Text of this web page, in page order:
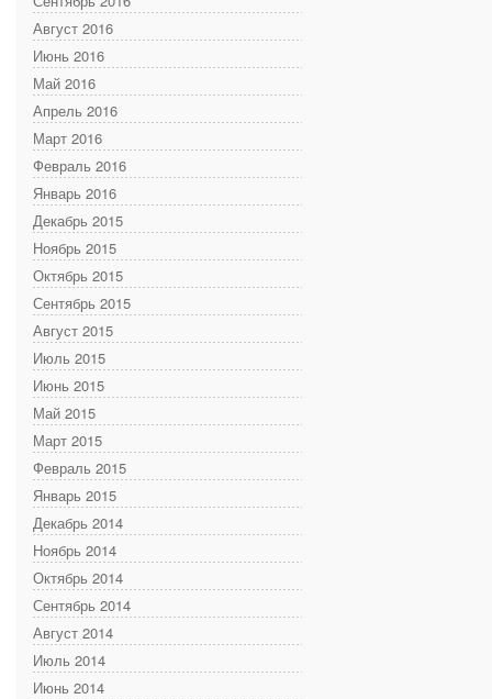
Август 2016
Июнь 2016
Май 2016
Апрель 2016
Март 2016
Февраль 2016
Январь 2016
Декабрь 2015
Ноябрь 2015
Октябрь 2015
Сентябрь 2015
Август 2015
Июль 2015
Июнь 2015
Май 2015
Март 2015
Февраль 2015
Январь 2015
Декабрь 2014
Ноябрь 2014
Октябрь 2014
Сентябрь 2014
Август 2014
Июль 2014
Июнь 2014